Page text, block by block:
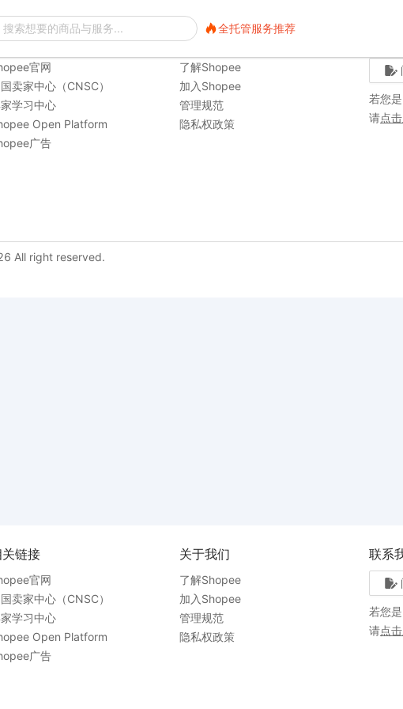
全托管服务推荐
全托管服务推荐
链接
官网
卖家中心（CNSC）
学习中心
Open Platform
广告
关于我们
了解Shopee
加入Shopee
管理规范
隐私权政策
若您是
请点
All right reserved.
链接
官网
卖家中心（CNSC）
学习中心
Open Platform
广告
关于我们
了解Shopee
加入Shopee
管理规范
隐私权政策
联系
若您是
请点